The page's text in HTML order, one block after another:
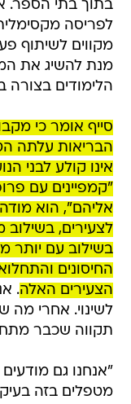
בתוך בתי הספר.
לפריסה
מקווים לשיתוף
מנת להשיג את
הלימודים בצורה
סייף אומר כי
הבריאות עלתה
אינו קולע לבני
"קמפיינים עם
אליהם", הוא
לצעירים, בשילוב
בשילוב עם יותר
החיסונים
הצעירים האלה.
לשינוי. אחרי מה
תקווה שכבר
"אנחנו גם מודעים
מטפלים בזה